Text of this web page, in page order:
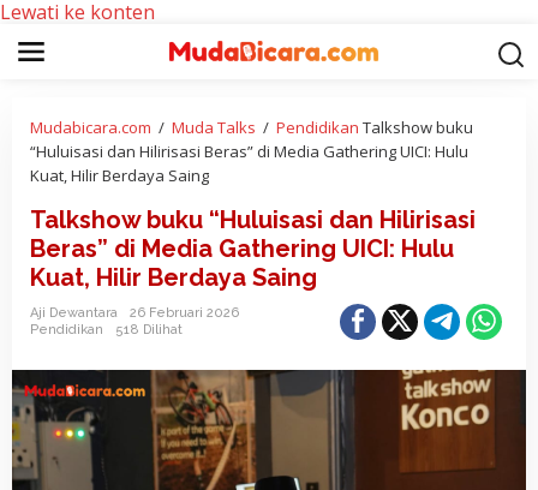
Lewati ke konten
Mudabicara.com / Muda Talks / Pendidikan Talkshow buku
“Huluisasi dan Hilirisasi Beras” di Media Gathering UICI: Hulu
Kuat, Hilir Berdaya Saing
Talkshow buku “Huluisasi dan Hilirisasi
Beras” di Media Gathering UICI: Hulu
Kuat, Hilir Berdaya Saing
Aji Dewantara
26 Februari 2026
Pendidikan
518 Dilihat